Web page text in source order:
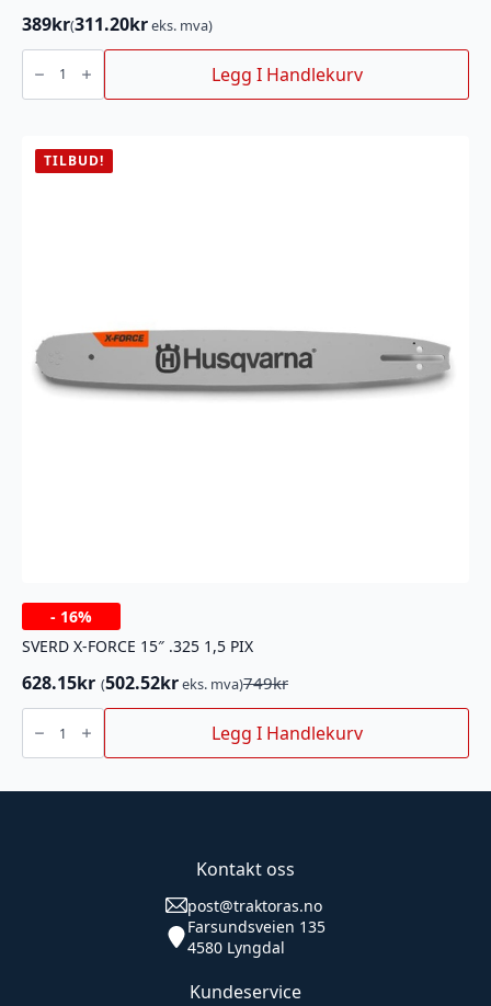
389kr(311.20kreks. mva)
XPL
TERMOS
0,7L
ORANSJ
Legg I Handlekurv
TILBUD!
- 16%
SVERD X-FORCE 15″ .325 1,5 PIX
749kr
Opprinnelig
pris
var:
749kr.
628.15kr
Nåværende
pris
er:
628.15kr.
(502.52kreks. mva)
SVERD
FORCE
15"
PIX
Legg I Handlekurv
Kontakt oss
post@traktoras.no
Farsundsveien 135
4580 Lyngdal
Kundeservice